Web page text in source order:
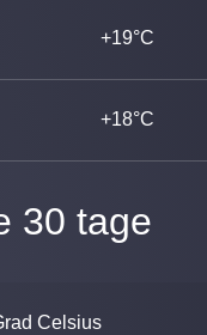
+19°C
+18°C
30 tage
Celsius